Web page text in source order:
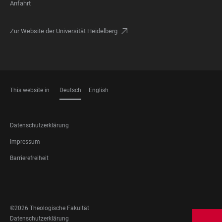
Anfahrt
Zur Website der Universität Heidelberg
This website in Deutsch English
FOOTER
LEGAL
Datenschutzerklärung
Impressum
Barrierefreiheit
MEDIA
©2026 Theologische Fakultät
FOOTER
Datenschutzerklärung